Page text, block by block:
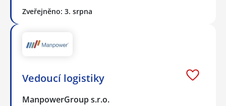
Zveřejněno: 3. srpna
Vedoucí logistiky
ManpowerGroup s.r.o.